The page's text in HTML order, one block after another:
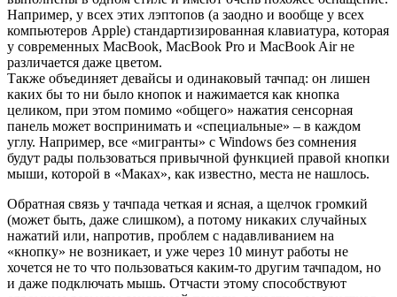
Например, у всех этих лэптопов (а заодно и вообще у всех
компьютеров Apple) стандартизированная клавиатура, которая
у современных MacBook, MacBook Pro и MacBook Air не
различается даже цветом.
Также объединяет девайсы и одинаковый тачпад: он лишен
каких бы то ни было кнопок и нажимается как кнопка
целиком, при этом помимо «общего» нажатия сенсорная
панель может воспринимать и «специальные» – в каждом
углу. Например, все «мигранты» с Windows без сомнения
будут рады пользоваться привычной функцией правой кнопки
мыши, которой в «Маках», как известно, места не нашлось.
Обратная связь у тачпада четкая и ясная, а щелчок громкий
(может быть, даже слишком), а потому никаких случайных
нажатий или, напротив, проблем с надавливанием на
«кнопку» не возникает, и уже через 10 минут работы не
хочется не то что пользоваться каким-то другим тачпадом, но
и даже подключать мышь. Отчасти этому способствуют